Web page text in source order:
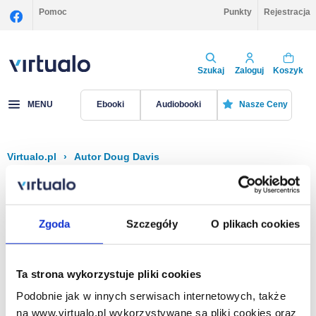
Zgoda Szczegóły O plikach cookies
Ta strona wykorzystuje pliki cookies
Podobnie jak w innych serwisach internetowych, także
na www.virtualo.pl wykorzystywane są pliki cookies oraz
Pomoc Punkty Rejestracja
Szukaj Zaloguj Koszyk
MENU Ebooki Audiobooki Nasze Ceny
Virtualo.pl › Autor Doug Davis
Filtruj Sortuj
Na stronie